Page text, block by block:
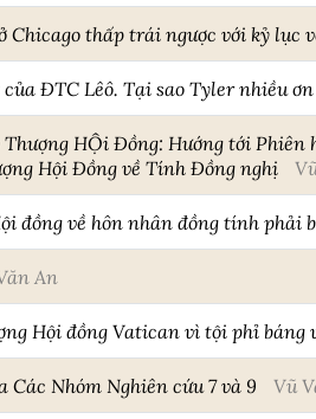
Chicago thấp trái ngược với kỷ lục
ĐTC Lêô. Tại sao Tyler nhiều
HỘi Đồng: Hướng tới Phiên
Hội Đồng về Tính Đồng nghị
đồng về hôn nhân đồng tính phải
An
Hội đồng Vatican vì tội phỉ báng
Các Nhóm Nghiên cứu 7 và 9 Vũ